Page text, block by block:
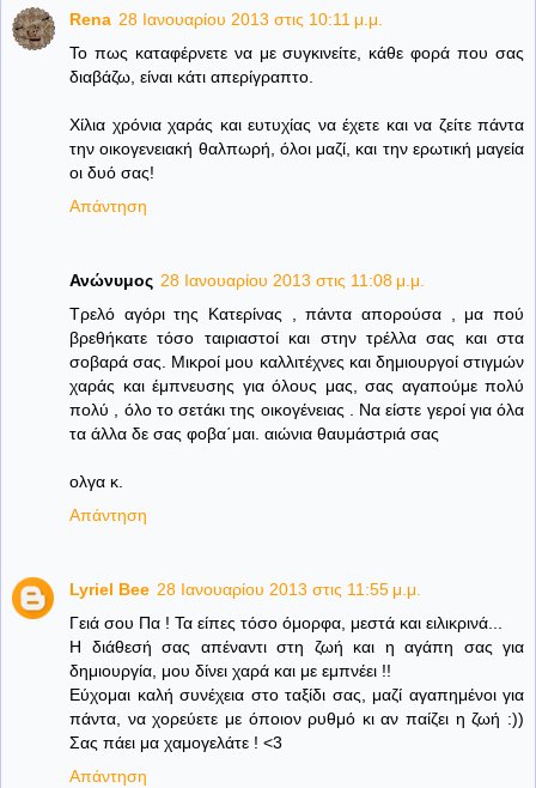
Rena 28 Ιανουαρίου 2013 στις 10:11 μ.μ.
To πως καταφέρνετε να με συγκινείτε, κάθε φορά που σας
διαβάζω, είναι κάτι απερίγραπτο.
Χίλια χρόνια χαράς και ευτυχίας να έχετε και να ζείτε πάντα
την οικογενειακή θαλπωρή, όλοι μαζί, και την ερωτική μαγεία
οι δυό σας!
Απάντηση
Ανώνυμος 28 Ιανουαρίου 2013 στις 11:08 μ.μ.
Τρελό αγόρι της Κατερίνας , πάντα απορούσα , μα πού
βρεθήκατε τόσο ταιριαστοί και στην τρέλλα σας και στα
σοβαρά σας. Μικροί μου καλλιτέχνες και δημιουργοί στιγμών
χαράς και έμπνευσης για όλους μας, σας αγαπούμε πολύ
πολύ , όλο το σετάκι της οικογένειας . Να είστε γεροί για όλα
τα άλλα δε σας φοβα΄μαι. αιώνια θαυμάστριά σας
ολγα κ.
Απάντηση
Lyriel Bee 28 Ιανουαρίου 2013 στις 11:55 μ.μ.
Γειά σου Πα ! Τα είπες τόσο όμορφα, μεστά και ειλικρινά...
Η διάθεσή σας απέναντι στη ζωή και η αγάπη σας για
δημιουργία, μου δίνει χαρά και με εμπνέει !!
Εύχομαι καλή συνέχεια στο ταξίδι σας, μαζί αγαπημένοι για
πάντα, να χορεύετε με όποιον ρυθμό κι αν παίζει η ζωή :))
Σας πάει μα χαμογελάτε ! <3
Απάντηση